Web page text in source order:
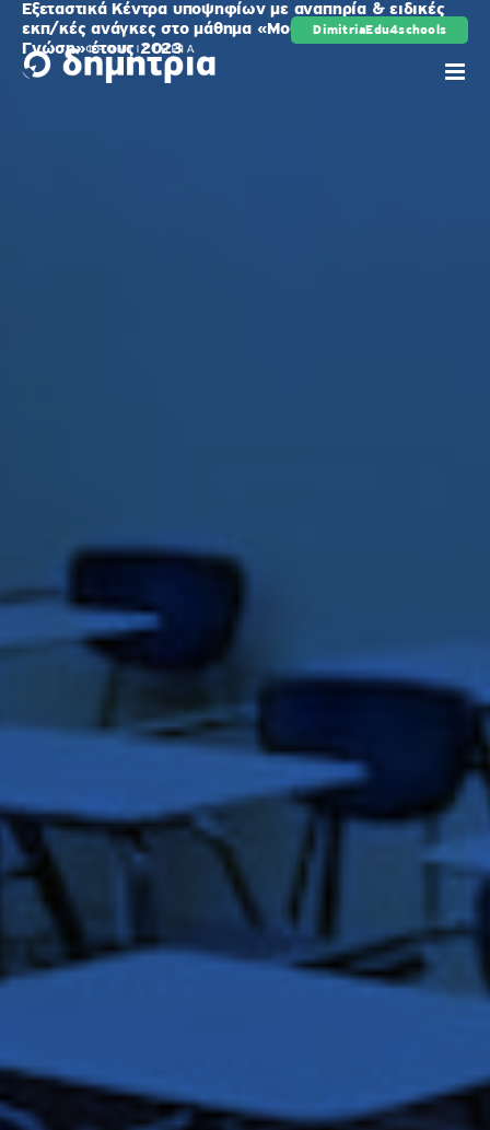
Μετάβαση
στο
περιεχόμενο
DimitriaEdu4schools
Εξεταστικά Κέντρα υποψηφίων με αναπηρία & ειδικές
εκπ/κές ανάγκες στο μάθημα «Μουσική Αντίληψη και
Γνώση» έτους 2023